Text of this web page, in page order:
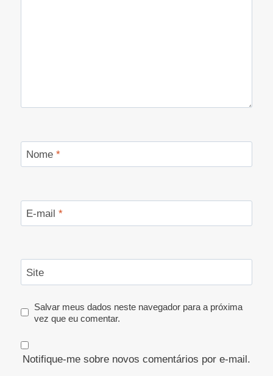
Nome *
E-mail *
Site
Salvar meus dados neste navegador para a próxima
vez que eu comentar.
Notifique-me sobre novos comentários por e-mail.